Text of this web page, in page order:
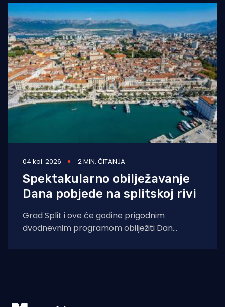
04 kol. 2026 2 MIN. ČITANJA
Spektakularno obilježavanje
Dana pobjede na splitskoj rivi
Grad Split i ove će godine prigodnim
dvodnevnim programom obilježiti Dan